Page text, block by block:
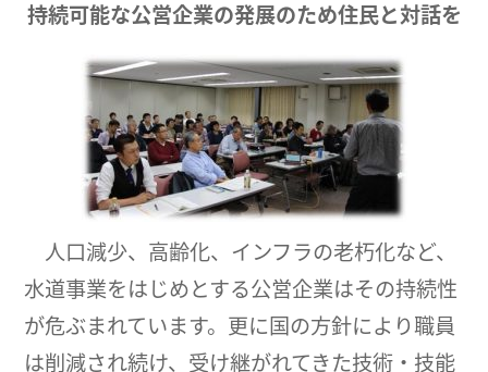
持続可能な公営企業の発展のため住民と対話を
人口減少、高齢化、インフラの老朽化など、
水道事業をはじめとする公営企業はその持続性
が危ぶまれています。更に国の方針により職員
は削減され続け、受け継がれてきた技術・技能